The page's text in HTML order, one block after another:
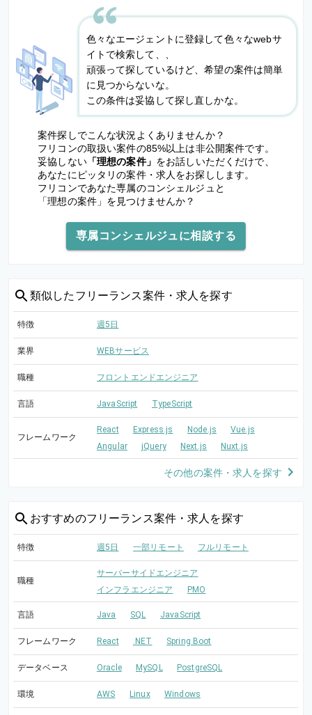
色々なエージェントに登録して色々なwebサ
イトで検索して、、
頑張って探しているけど、希望の案件は簡単
に見つからないな。
この条件は妥協して探し直しかな。
案件探しでこんな状況よくありませんか？
フリコンの取扱い案件の85%以上は非公開案件です。
妥協しない「理想の案件」 をお話しいただくだけで、
あなたにピッタリの案件・求人をお探しします。
フリコンであなた専属のコンシェルジュと
「理想の案件」を見つけませんか？
専属コンシェルジュに相談する
類似した フリーランス案件・求人を探す
特徴 週5日
業界 WEBサービス
職種 フロントエンドエンジニア
言語 JavaScript TypeScript
フレームワーク
React Express.js Node.js
Vue.js
Angular
jQuery Next.js Nuxt.js
その他の案件・求人を探す
おすすめのフリーランス案件・求人を探す
特徴 週5日 一部リモート フルリモート
職種
サーバーサイドエンジニア
インフラエンジニア
PMO
言語 Java SQL JavaScript
フレームワーク React .NET Spring Boot
データベース Oracle MySQL PostgreSQL
環境 AWS Linux Windows